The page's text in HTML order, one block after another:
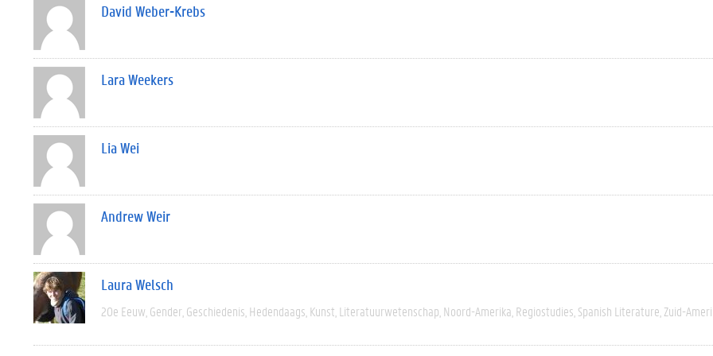
David Weber-Krebs
Lara Weekers
Lia Wei
Andrew Weir
Laura Welsch
20e Eeuw Gender Geschiedenis Hedendaags Kunst Literatuurwetenschap Noord-Amerika Regiostudies Spanish Literature Zuid-